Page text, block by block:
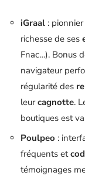
iGraal :
richesse de ses
Fnac…). Bonus
navigateur
régularité des
leurcagnotte.
boutiques est
Poulpeo :
fréquents et
témoignages